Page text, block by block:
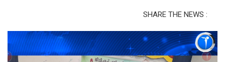
SHARE THE NEWS :